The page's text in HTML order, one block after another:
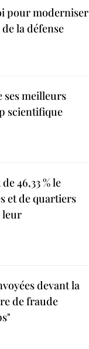
pour moderniser
la défense
ses meilleurs
scientifique
46,33 % le
et de quartiers
leur
devant la
de fraude